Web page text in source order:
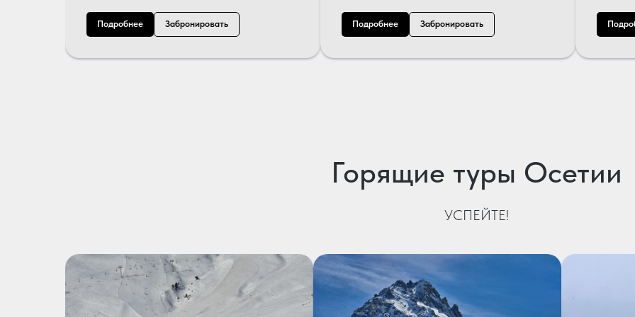
Подробнее Забронировать Подробнее Забронировать
Горящие туры Осетии
УСПЕЙТЕ!